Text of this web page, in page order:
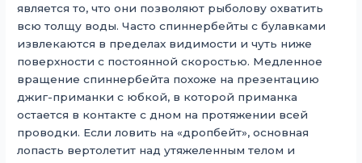
является то, что они позволяют рыболову охватить
всю толщу воды. Часто спиннербейты с булавками
извлекаются в пределах видимости и чуть ниже
поверхности с постоянной скоростью. Медленное
вращение спиннербейта похоже на презентацию
джиг-приманки с юбкой, в которой приманка
остается в контакте с дном на протяжении всей
проводки. Если ловить на «дропбейт», основная
лопасть вертолетит над утяжеленным телом и